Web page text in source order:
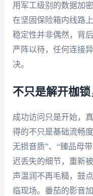
用军工级别的数据加
在坚固保险箱内线路
稳定性并非偶然，背
严阵以待，任何连接
决。
不只是解开枷
成功访问只是开始，
得的不只是基础流畅
无损音质”、“臻品母
迟丢失的细节，重新
声温润不再毛糙，鼓
临现场。番茄的影音